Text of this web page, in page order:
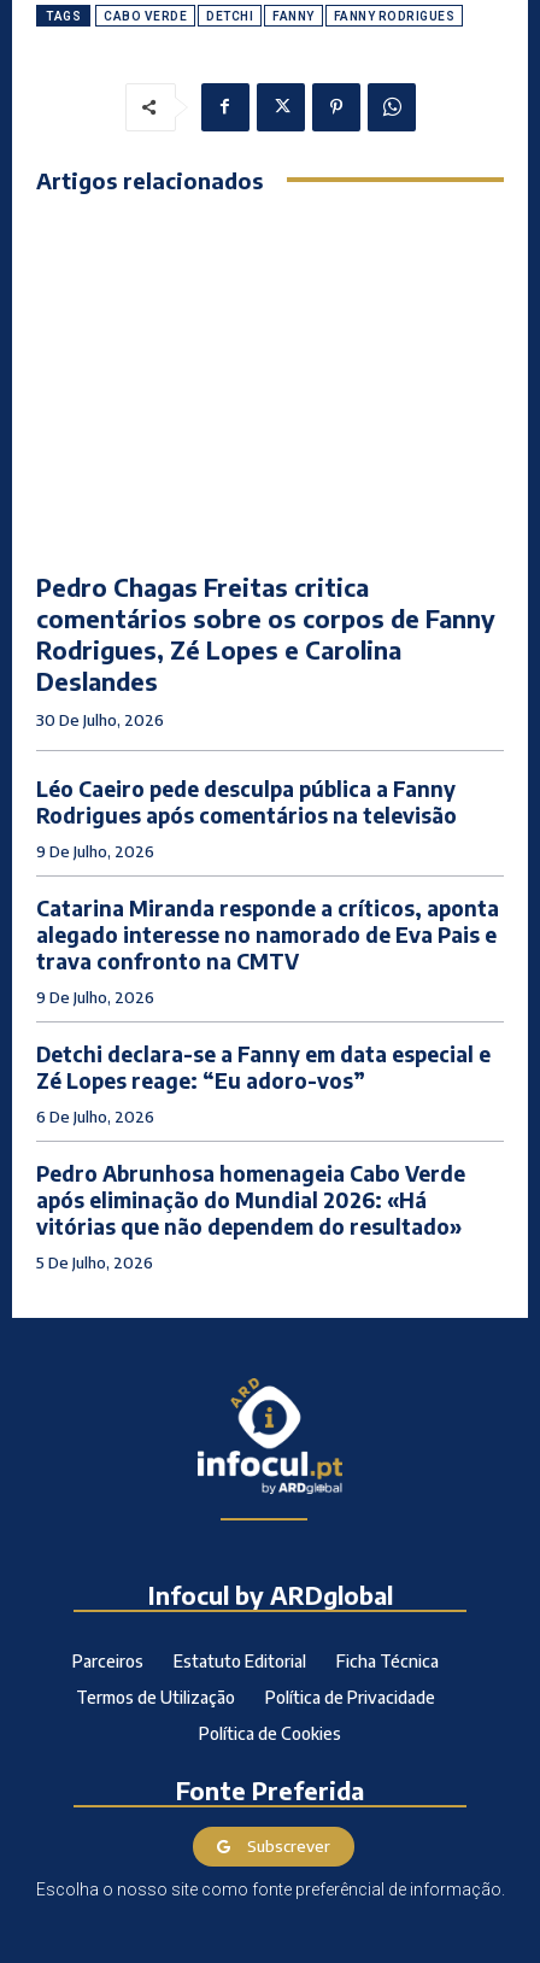
TAGS CABO VERDE DETCHI FANNY FANNY RODRIGUES
Artigos relacionados
Pedro Chagas Freitas critica
comentários sobre os corpos de Fanny
Rodrigues, Zé Lopes e Carolina
Deslandes
30 De Julho, 2026
Léo Caeiro pede desculpa pública a Fanny
Rodrigues após comentários na televisão
9 De Julho, 2026
Catarina Miranda responde a críticos, aponta
alegado interesse no namorado de Eva Pais e
trava confronto na CMTV
9 De Julho, 2026
Detchi declara-se a Fanny em data especial e
Zé Lopes reage: “Eu adoro-vos”
6 De Julho, 2026
Pedro Abrunhosa homenageia Cabo Verde
após eliminação do Mundial 2026: «Há
vitórias que não dependem do resultado»
5 De Julho, 2026
Infocul by ARDglobal
Parceiros Estatuto Editorial
Ficha Técnica
Termos de Utilização
Política de Privacidade
Política de Cookies
Fonte Preferida
Subscrever
Escolha o nosso site como fonte preferêncial de informação.